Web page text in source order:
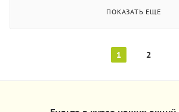
ПОКАЗАТЬ ЕЩЕ
1 2